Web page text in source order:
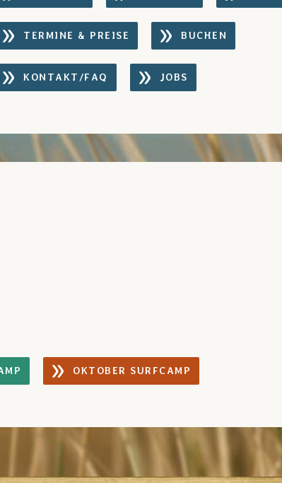
TERMINE & PREISE BUCHEN
KONTAKT/FAQ JOBS
OKTOBER SURFCAMP